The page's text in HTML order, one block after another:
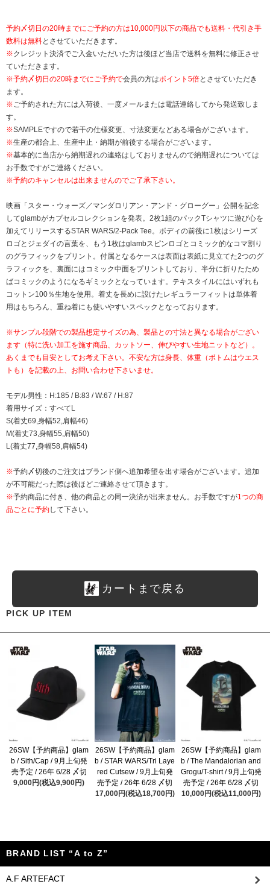
予約〆切日の20時までにご予約の方は10,000円以下の商品でも送料・代引き手
数料は無料とさせていただきます。
※クレジット決済でご入金いただいた方は後ほど当店で送料を無料に修正させ
ていただきます。
※予約〆切日の20時までにご予約で会員の方はポイント5倍とさせていただき
ます。
※ご予約された方には入荷後、一度メールまたは電話連絡してから発送致しま
す。
※SAMPLEですので若干の仕様変更、寸法変更などある場合がございます。
※生産の都合上、生産中止・納期が前後する場合がございます。
※基本的に当店から納期遅れの連絡はしておりませんので納期遅れについては
お手数ですがご連絡ください。
※予約のキャンセルは出来ませんのでご了承下さい。
映画「スター・ウォーズ／マンダロリアン・アンド・グローグー」公開を記念
してglambがカプセルコレクションを発表。2枚1組のパックTシャツに遊び心を
加えてリリースするSTAR WARS/2-Pack Tee。ボディの前後に1枚はシリーズ
ロゴとジェダイの言葉を、もう1枚はglambスピンロゴとコミック的なコマ割り
のグラフィックをプリント。付属となるケースは表面は表紙に見立てた2つのグ
ラフィックを、裏面にはコミック中面をプリントしており、半分に折りたため
ばコミックのようになるギミックとなっています。テキスタイルにはいずれも
コットン100％生地を使用。着丈を長めに設けたレギュラーフィットは単体着
用はもちろん、重ね着にも使いやすいスペックとなっております。
※サンプル段階での製品想定サイズの為、製品との寸法と異なる場合がござい
ます（特に洗い加工を施す商品、カットソー、伸びやすい生地ニットなど）。
あくまでも目安としてお考え下さい。不安な方は身長、体重（ボトムはウエス
トも）を記載の上、お問い合わせ下さいませ。
モデル男性：H:185 / B:83 / W:67 / H:87
着用サイズ：すべてL
S(着丈69,身幅52,肩幅46)
M(着丈73,身幅55,肩幅50)
L(着丈77,身幅58,肩幅54)
※予約〆切後のご注文はブランド側へ追加希望を出す場合がございます。追加
が不可能だった際は後ほどご連絡させて頂きます。
※予約商品に付き、他の商品との同一決済が出来ません。お手数ですが1つの商
品ごとに予約して下さい。
カートまで戻る
PICK UP ITEM
26SW【予約商品】glam
b / Sith/Cap / 9月上旬発
売予定 / 26年 6/28 〆切
9,000円(税込9,900円)
26SW【予約商品】glam
b / STAR WARS/Tri Laye
red Cutsew / 9月上旬発
売予定 / 26年 6/28 〆切
17,000円(税込18,700円)
26SW【予約商品】glam
b / The Mandalorian and
Grogu/T-shirt / 9月上旬発
売予定 / 26年 6/28 〆切
10,000円(税込11,000円)
BRAND LIST “A to Z”
A.F ARTEFACT